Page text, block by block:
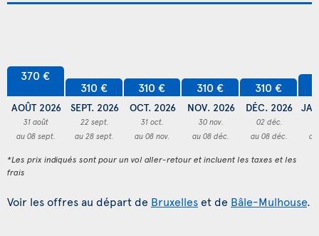
370 €
AOÛT 2026
31 août
au 08 sept.
310 €
SEPT. 2026
22 sept.
au 28 sept.
310 €
OCT. 2026
31 oct.
au 08 nov.
310 €
NOV. 2026
30 nov.
au 08 déc.
310 €
DÉC. 2026
02 déc.
au 08 déc.
*Les prix indiqués sont pour un vol aller-retour et incluent les taxes et les
frais
Voir les offres au départ de Bruxelles et de Bâle-Mulhouse.